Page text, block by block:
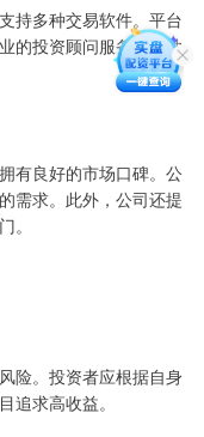
持多种交易软件。平台
的投资顾问服务，帮助
有良好的市场口碑。公
需求。此外，公司还提
。
险。投资者应根据自身
追求高收益。